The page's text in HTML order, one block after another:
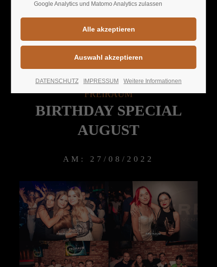
Anmelden
Lorem ipsum dolor sit amet:
/ 365days
Mon - Fri 8:00am - 5:00pm
Get in touch
Cybersteel Inc.
376-293 City Road, Suite 600
San Francisco, CA 94102
FREIRAUM
BIRTHDAY SPECIAL
AUGUST
AM: 27/08/2022
Google Analytics und Matomo Analytics zulassen
DATENSCHUTZ IMPRESSUM Weitere Informationen